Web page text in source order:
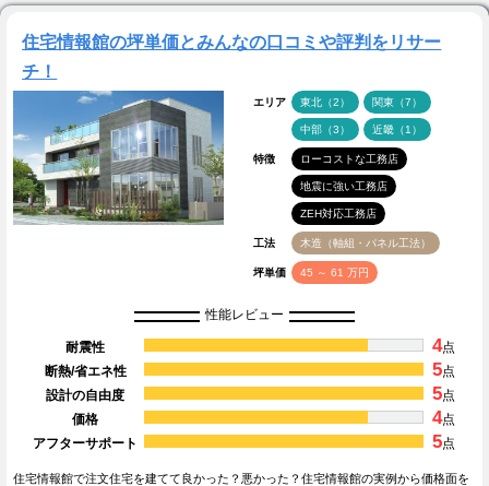
住宅情報館の坪単価とみんなの口コミや評判をリサー
チ！
エリア 東北（2） 関東（7）
中部（3） 近畿（1）
特徴 ローコストな工務店
地震に強い工務店
ZEH対応工務店
工法 木造（軸組・パネル工法）
坪単価 45 ～ 61 万円
性能レビュー
耐震性 4点
断熱/省エネ性
5点
設計の自由度
5点
価格
4点
アフターサポート
5点
住宅情報館で注文住宅を建てて良かった？悪かった？住宅情報館の実例から価格面を